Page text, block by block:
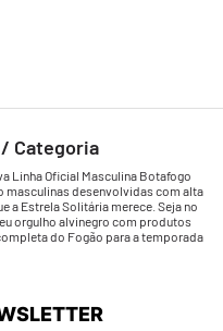
Categoria
Linha Oficial Masculina Botafogo
masculinas desenvolvidas com alta
a Estrela Solitária merece. Seja no
orgulho alvinegro com produtos
do Fogão para a temporada